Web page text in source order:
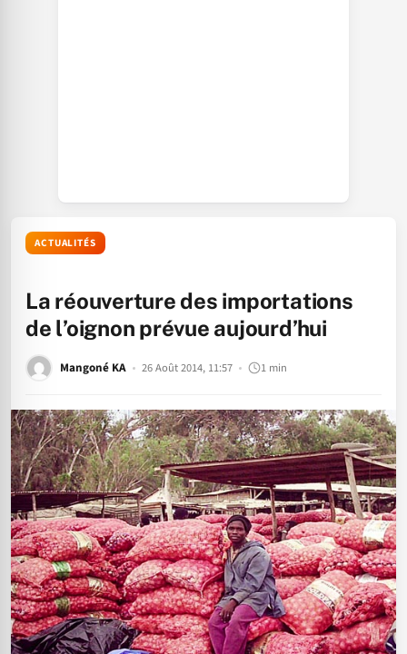
ACTUALITÉS
La réouverture des importations
de l’oignon prévue aujourd’hui
Mangoné KA 26 Août 2014, 11:57 1 min